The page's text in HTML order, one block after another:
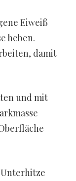
Eiweiß
heben.
damit
und mit
Unterhitze